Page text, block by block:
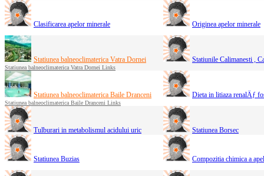
Clasificarea apelor minerale Originea apelor minerale
Statiunea balneoclimaterica Vatra Dornei
Statiunea balneoclimaterica Vatra Dornei Links
Statiunile Calimanesti ,
Statiunea balneoclimaterica Baile Dranceni
Statiunea balneoclimaterica Baile Dranceni Links
Dieta in litiaza renalÄƒ
Tulburari in metabolismul acidului uric Statiunea Borsec
Statiunea Buzias Compozitia chimica a